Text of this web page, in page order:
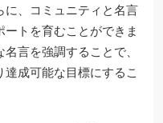
、コミュニティと名言
トを育むことができま
言を強調することで、
成可能な目標にするこ